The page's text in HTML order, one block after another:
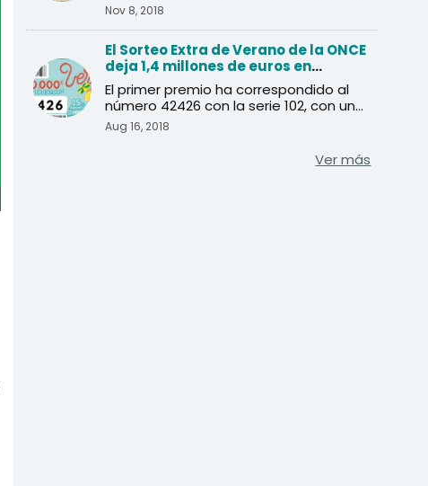
Nov 8, 2018
El Sorteo Extra de Verano de la ONCE
deja 1,4 millones de euros en
Andalucía
El primer premio ha correspondido al
número 42426 con la serie 102, con una
dotación de 20 millo ...
Aug 16, 2018
Ver más